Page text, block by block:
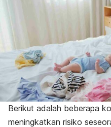
Berikut adalah beberapa
meningkatkan risiko